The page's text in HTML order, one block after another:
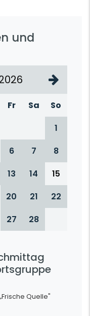
und
Fr Sa
So
1
6 7
8
13 14
15
20 21
22
27 28
Quelle"